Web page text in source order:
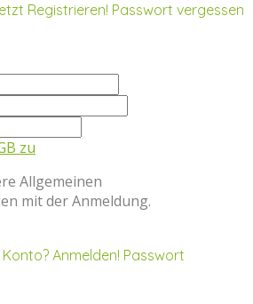
Registrieren! Passwort vergessen
zu
Allgemeinen
mit der Anmeldung.
Anmelden! Passwort